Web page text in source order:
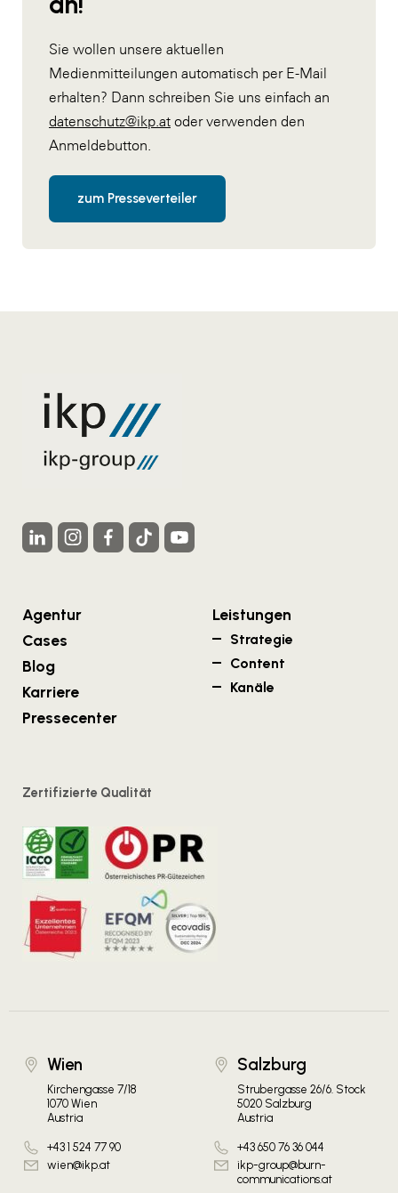
Sie wollen unsere aktuellen
Medienmitteilungen automatisch per E-Mail
erhalten? Dann schreiben Sie uns einfach an
datenschutz@ikp.at oder verwenden den
Anmeldebutton.
zum Presseverteiler
Agentur
Cases
Blog
Karriere
Pressecenter
Leistungen
Strategie
Content
Kanäle
Zertifizierte Qualität
Wien
Kirchengasse 7/18
1070 Wien
Austria
+43 1 524 77 90
wien@ikp.at
Salzburg
Strubergasse 26/6. Stock
5020 Salzburg
Austria
+43 650 76 36 044
ikp-group@burn-
communications.at